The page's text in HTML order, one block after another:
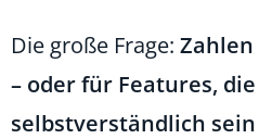
Die große Frage:
– oder für Features,
selbstverständlich